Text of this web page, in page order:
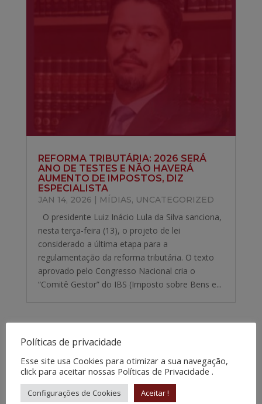
REFORMA TRIBUTÁRIA: 2026 SERÁ
ANO DE TESTES E NÃO HAVERÁ
AUMENTO DE IMPOSTOS, DIZ
ESPECIALISTA
JAN 14, 2026 | MÍDIAS, UNCATEGORIZED
O presidente Luiz Inácio Lula da Silva sanciona,
nesta terça-feira (13), o projeto de lei
considerado a última etapa para a
regulamentação da reforma tributária. O texto
aprovado pelo Congresso Nacional cria o
“Comitê Gestor” do IBS (Imposto sobre Bens e...
Políticas de privacidade
Esse site usa Cookies para otimizar a sua navegação,
click para aceitar nossas Políticas de Privacidade .
Configurações de Cookies Aceitar !